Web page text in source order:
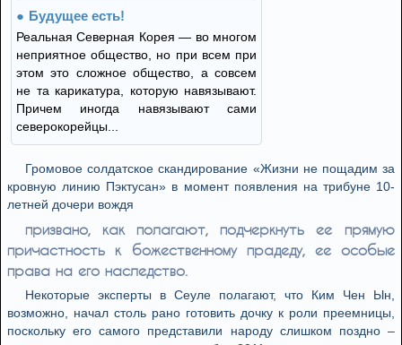
Будущее есть!
Реальная Северная Корея — во многом
неприятное общество, но при всем при
этом это сложное общество, а совсем
не та карикатура, которую навязывают.
Причем иногда навязывают сами
северокорейцы...
Громовое солдатское скандирование «Жизни не пощадим за
кровную линию Пэктусан» в момент появления на трибуне 10-
летней дочери вождя
призвано, как полагают, подчеркнуть ее прямую
причастность к божественному прадеду, ее особые
права на его наследство.
Некоторые эксперты в Сеуле полагают, что Ким Чен Ын,
возможно, начал столь рано готовить дочку к роли преемницы,
поскольку его самого представили народу слишком поздно –